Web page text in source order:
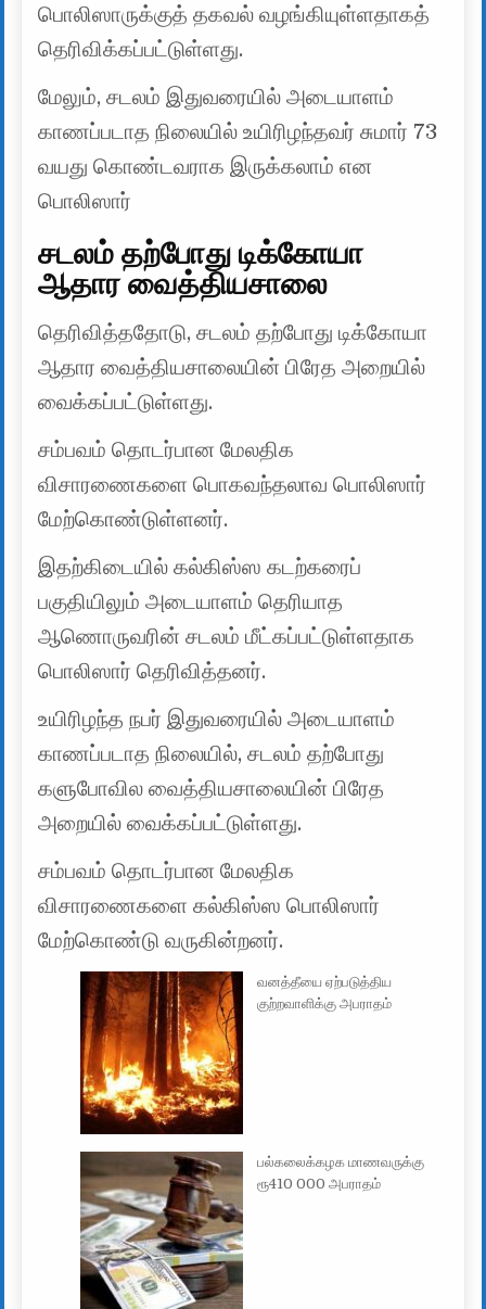
பொலிஸாருக்குத் தகவல் வழங்கியுள்ளதாகத்
தெரிவிக்கப்பட்டுள்ளது.
மேலும், சடலம் இதுவரையில் அடையாளம்
காணப்படாத நிலையில் உயிரிழந்தவர் சுமார் 73
வயது கொண்டவராக இருக்கலாம் என
பொலிஸார்
சடலம் தற்போது டிக்கோயா
ஆதார வைத்தியசாலை
தெரிவித்ததோடு, சடலம் தற்போது டிக்கோயா
ஆதார வைத்தியசாலையின் பிரேத அறையில்
வைக்கப்பட்டுள்ளது.
சம்பவம் தொடர்பான மேலதிக
விசாரணைகளை பொகவந்தலாவ பொலிஸார்
மேற்கொண்டுள்ளனர்.
இதற்கிடையில் கல்கிஸ்ஸ கடற்கரைப்
பகுதியிலும் அடையாளம் தெரியாத
ஆணொருவரின் சடலம் மீட்கப்பட்டுள்ளதாக
பொலிஸார் தெரிவித்தனர்.
உயிரிழந்த நபர் இதுவரையில் அடையாளம்
காணப்படாத நிலையில், சடலம் தற்போது
களுபோவில வைத்தியசாலையின் பிரேத
அறையில் வைக்கப்பட்டுள்ளது.
சம்பவம் தொடர்பான மேலதிக
விசாரணைகளை கல்கிஸ்ஸ ​பொலிஸார்
மேற்கொண்டு வருகின்றனர்.
வனத்தீயை ஏற்படுத்திய
குற்றவாளிக்கு அபராதம்
பல்கலைக்கழக மாணவருக்கு
ரூ410 000 அபராதம்